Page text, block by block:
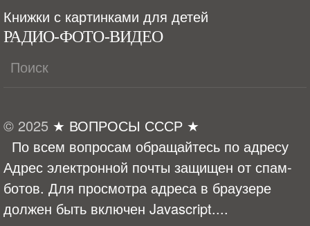
Книжки с картинками для детей
РАДИО-ФОТО-ВИДЕО
© 2025 ★ ВОПРОСЫ СССР ★
По всем вопросам обращайтесь по адресу
Адрес электронной почты защищен от спам-
ботов. Для просмотра адреса в браузере
должен быть включен Javascript....